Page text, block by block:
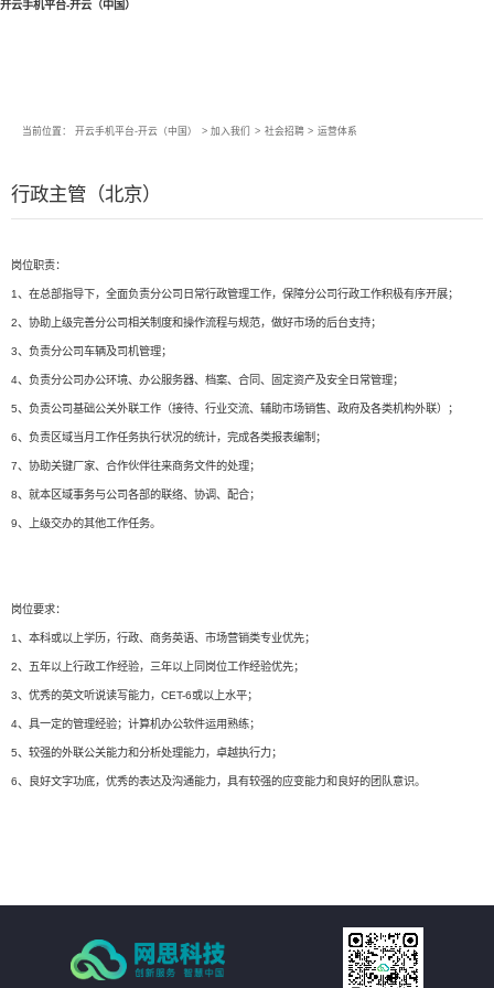
开云手机平台-开云（中国）
当前位置： 开云手机平台-开云（中国） > 加入我们 > 社会招聘 > 运营体系
行政主管（北京）
岗位职责：
1、在总部指导下，全面负责分公司日常行政管理工作，保障分公司行政工作积极有序开展；
2、协助上级完善分公司相关制度和操作流程与规范，做好市场的后台支持；
3、负责分公司车辆及司机管理；
4、负责分公司办公环境、办公服务器、档案、合同、固定资产及安全日常管理；
5、负责公司基础公关外联工作（接待、行业交流、辅助市场销售、政府及各类机构外联）；
6、负责区域当月工作任务执行状况的统计，完成各类报表编制；
7、协助关键厂家、合作伙伴往来商务文件的处理；
8、就本区域事务与公司各部的联络、协调、配合；
9、上级交办的其他工作任务。
岗位要求：
1、本科或以上学历，行政、商务英语、市场营销类专业优先；
2、五年以上行政工作经验，三年以上同岗位工作经验优先；
3、优秀的英文听说读写能力，CET-6或以上水平；
4、具一定的管理经验；计算机办公软件运用熟练；
5、较强的外联公关能力和分析处理能力，卓越执行力；
6、良好文字功底，优秀的表达及沟通能力，具有较强的应变能力和良好的团队意识。